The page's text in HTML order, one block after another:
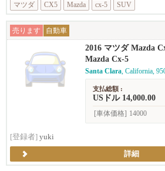
マツダ
CX5 Mazda cx-5 SUV
売ります 自動車
2016 マツダ Mazda
Mazda Cx-5
Santa Clara, California,
支払総額 :
USドル 14,000.00
[車体価格] 14000
[登録者] yuki
詳細